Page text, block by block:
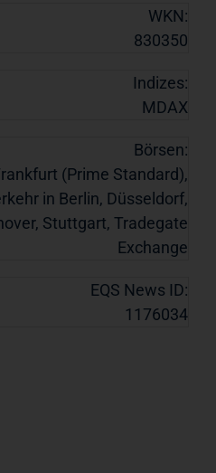
WKN:
830350
Indizes:
MDAX
Börsen:
(Prime Standard),
in Berlin, Düsseldorf,
Stuttgart, Tradegate
Exchange
EQS News ID:
1176034